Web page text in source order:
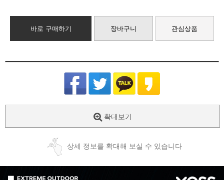
바로 구매하기 장바구니 관심상품
확대보기
상세 정보를 확대해 보실 수 있습니다